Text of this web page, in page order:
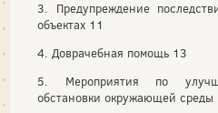
3. Предупреждение
объектах 11
4. Доврачебная помощь 13
5. Мероприятия по
обстановки окружающей среды